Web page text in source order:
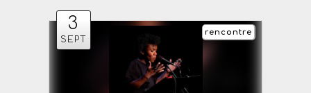
3
SEPT
rencontre